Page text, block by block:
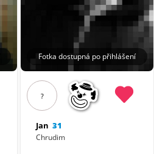
Fotka dostupná po přihlášení
?
Jan 31
Chrudim